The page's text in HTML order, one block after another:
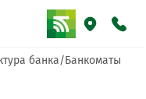
банка Банкоматы